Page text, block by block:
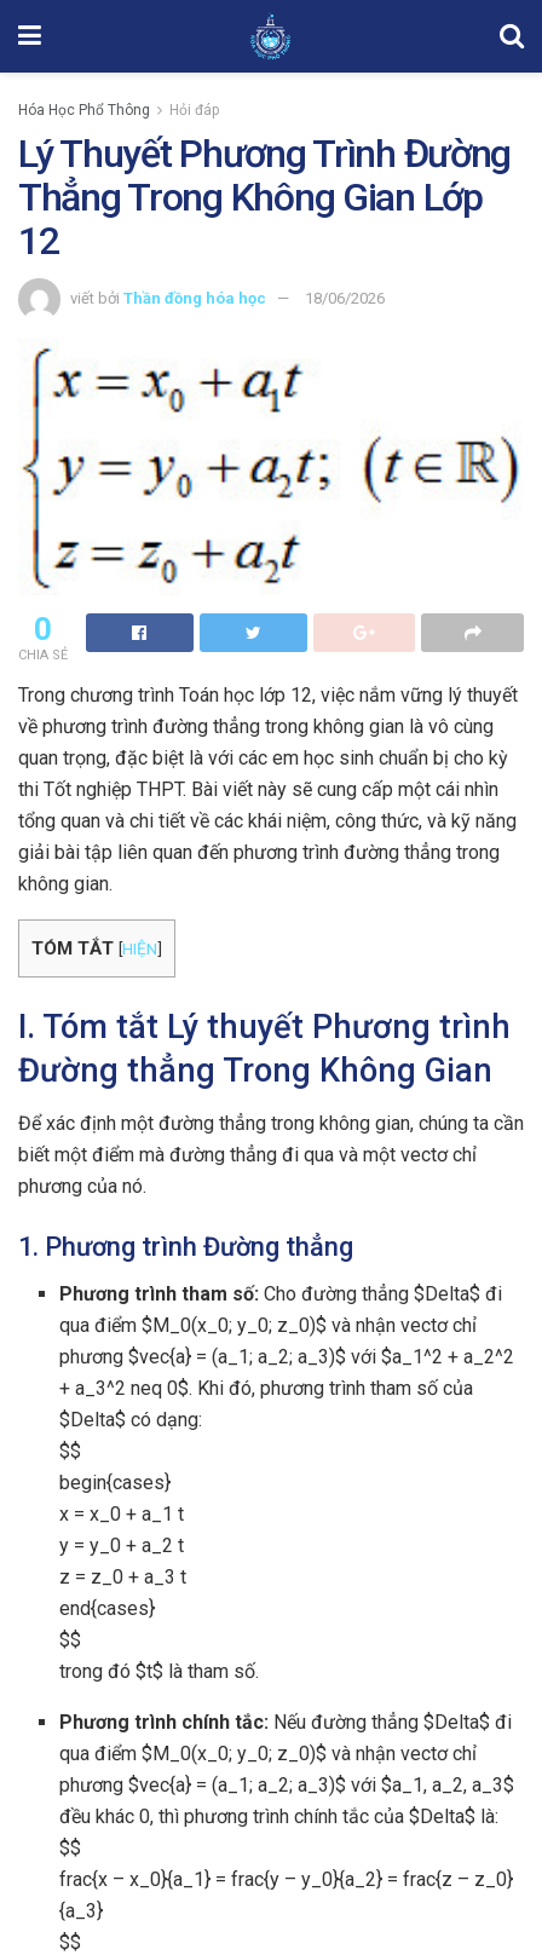
Hóa Học Phổ Thông Hỏi đáp
Lý Thuyết Phương Trình Đường
Thẳng Trong Không Gian Lớp
12
viết bởi Thần đồng hóa học 18/06/2026
0
CHIA SẺ
Trong chương trình Toán học lớp 12, việc nắm vững lý thuyết
về phương trình đường thẳng trong không gian là vô cùng
quan trọng, đặc biệt là với các em học sinh chuẩn bị cho kỳ
thi Tốt nghiệp THPT. Bài viết này sẽ cung cấp một cái nhìn
tổng quan và chi tiết về các khái niệm, công thức, và kỹ năng
giải bài tập liên quan đến phương trình đường thẳng trong
không gian.
TÓM TẮT [HIỆN]
I. Tóm tắt Lý thuyết Phương trình
Đường thẳng Trong Không Gian
Để xác định một đường thẳng trong không gian, chúng ta cần
biết một điểm mà đường thẳng đi qua và một vectơ chỉ
phương của nó.
1. Phương trình Đường thẳng
Phương trình tham số: Cho đường thẳng $Delta$ đi
qua điểm $M_0(x_0; y_0; z_0)$ và nhận vectơ chỉ
phương $vec{a} = (a_1; a_2; a_3)$ với $a_1^2 + a_2^2
+ a_3^2 neq 0$. Khi đó, phương trình tham số của
$Delta$ có dạng:
$$
begin{cases}
x = x_0 + a_1 t
y = y_0 + a_2 t
z = z_0 + a_3 t
end{cases}
$$
trong đó $t$ là tham số.
Phương trình chính tắc: Nếu đường thẳng $Delta$ đi
qua điểm $M_0(x_0; y_0; z_0)$ và nhận vectơ chỉ
phương $vec{a} = (a_1; a_2; a_3)$ với $a_1, a_2, a_3$
đều khác 0, thì phương trình chính tắc của $Delta$ là:
$$
frac{x – x_0}{a_1} = frac{y – y_0}{a_2} = frac{z – z_0}
{a_3}
$$